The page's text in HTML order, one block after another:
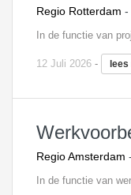
Regio Rotterdam -
12 Juli 2026 -
Regio Amsterdam -